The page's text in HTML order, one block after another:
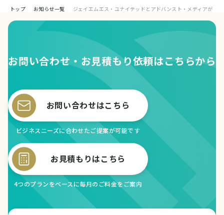
トップ お知らせ一覧 ジェイエムエス・ユナイテッドとアドバンスト・メディアが
お問い合わせ・お見積もり依頼はこちらから
お問い合わせはこちら
ビジネスニーズに合わせたご提案が可能です
お見積もりはこちら
4つのプランをベースに毎月のご料金をご案内